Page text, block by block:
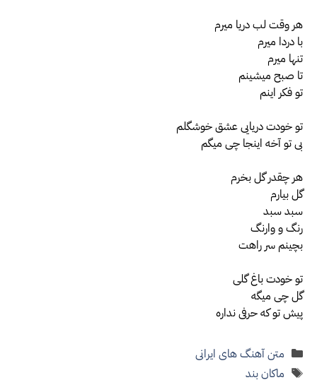
هر وقت لب دریا میرم
با دردا میرم
تنها میرم
تا صبح میشینم
تو فکر اینم
تو خودت دریایی عشق خوشگلم
بی تو آخه اینجا چی میگم
هر چقدر گل بخرم
گل بیارم
سبد سبد
رنگ و وارنگ
بچینم سر راهت
تو خودت باغ گلی
گل چی میگه
پیش تو که حرفی نداره
دسته‌ها
متن آهنگ های ایرانی
برچسب‌ها
ماکان بند